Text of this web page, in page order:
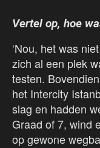
Vertel op, hoe
‘Nou, het was
zich al een plek
testen.
het Intercity
slag en hadden
Graad of 7, wind
op gewone